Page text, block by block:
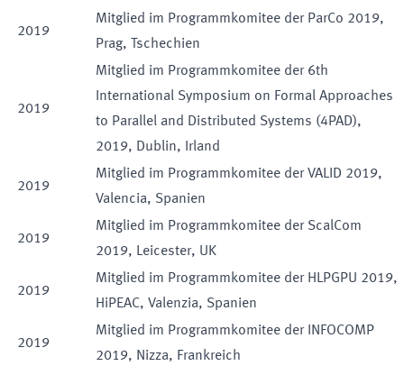
2019
Mitglied im Programmkomitee der ParCo 2019,
Prag, Tschechien
2019
Mitglied im Programmkomitee der 6th
International Symposium on Formal Approaches
to Parallel and Distributed Systems (4PAD),
2019, Dublin, Irland
2019
Mitglied im Programmkomitee der VALID 2019,
Valencia, Spanien
2019
Mitglied im Programmkomitee der ScalCom
2019, Leicester, UK
2019
Mitglied im Programmkomitee der HLPGPU 2019,
HiPEAC, Valenzia, Spanien
2019
Mitglied im Programmkomitee der INFOCOMP
2019, Nizza, Frankreich